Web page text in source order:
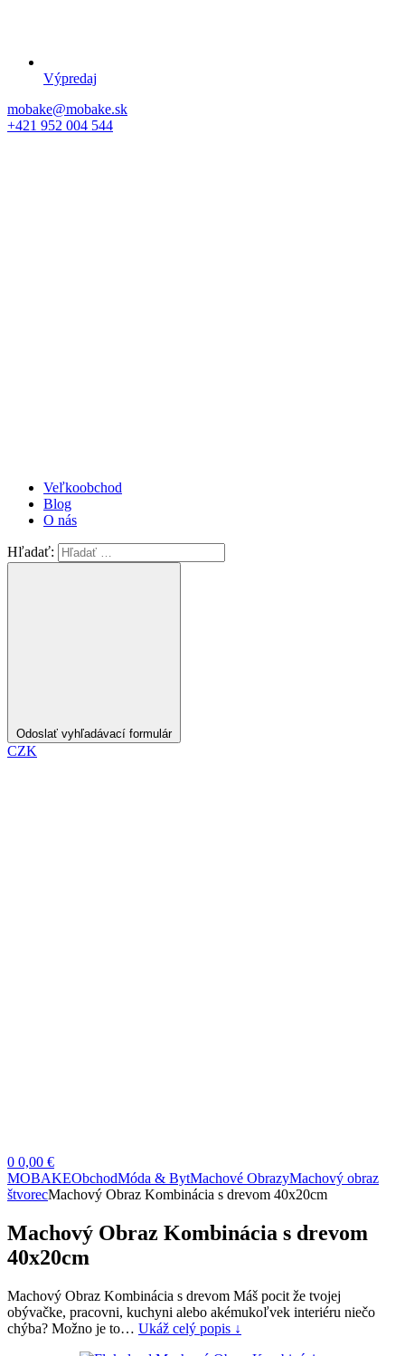
Výpredaj
mobake@mobake.sk
+421 952 004 544
Veľkoobchod
Blog
O nás
Hľadať:
Odoslať vyhľadávací formulár
CZK
0 0,00 €
MOBAKEObchodMóda & BytMachové ObrazyMachový obraz
štvorecMachový Obraz Kombinácia s drevom 40x20cm
Machový Obraz Kombinácia s drevom
40x20cm
Machový Obraz Kombinácia s drevom Máš pocit že tvojej
obývačke, pracovni, kuchyni alebo akémukoľvek interiéru niečo
chýba? Možno je to… Ukáž celý popis ↓